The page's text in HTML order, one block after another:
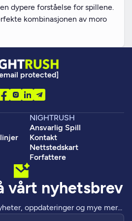
dypere forståelse for spillene.
kombinasjonen av moro
protected]
NIGHTRUSH
Ansvarlig Spill
Kontakt
Nettstedskart
Forfattere
vårt nyhetsbrev
oppdateringer og mye mer...